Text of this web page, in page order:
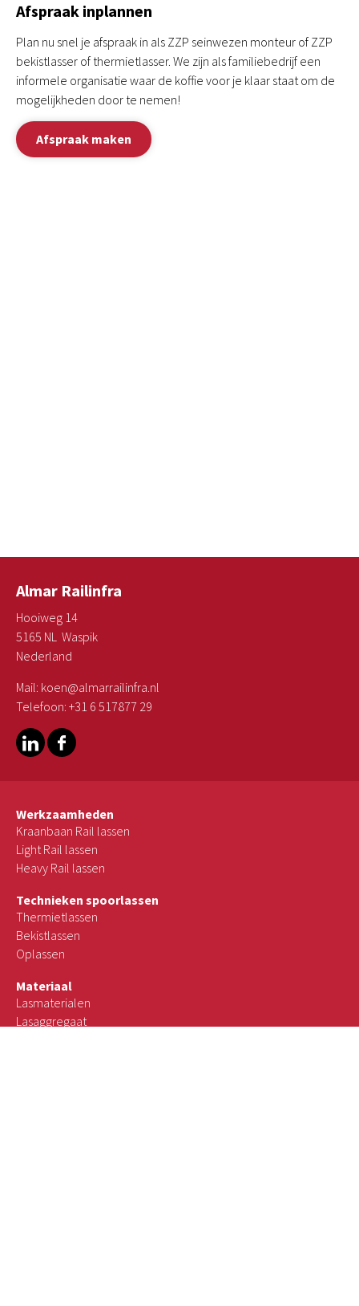
Afspraak inplannen
Plan nu snel je afspraak in als ZZP seinwezen monteur of ZZP
bekistlasser of thermietlasser. We zijn als familiebedrijf een
informele organisatie waar de koffie voor je klaar staat om de
mogelijkheden door te nemen!
Afspraak maken
Almar Railinfra
Hooiweg 14
5165 NL Waspik
Nederland
Mail: koen@almarrailinfra.nl
Telefoon: +31 6 517877 29
Werkzaamheden
Kraanbaan Rail lassen
Light Rail lassen
Heavy Rail lassen
Technieken spoorlassen
Thermietlassen
Bekistlassen
Oplassen
Materiaal
Lasmaterialen
Lasaggregaat